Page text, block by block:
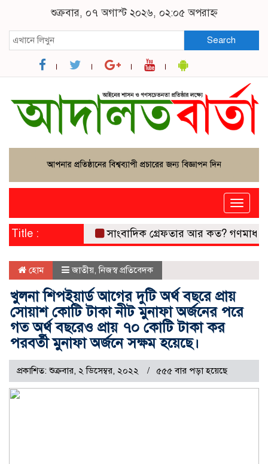
শুক্রবার, ০৭ অগাস্ট ২০২৬, ০২:০৫ অপরাহ্ন
Search
Toggle
Title : সাংবাদিক গ্রেফতার আর কত?
হোম জাতীয়,নিজস্ব প্রতিবেদক
খুলনা শিপইয়ার্ড আগের দুটি অর্থ বছরে প্রায়
সোয়াশ কোটি টাকা নীট মুনাফা অর্জনের পরে
গত অর্থ বছরেও প্রায় ৭০ কোটি টাকা কর
পরবর্তী মুনাফা অর্জনে সক্ষম হয়েছে।
প্রকাশিত: শুক্রবার, ২ ডিসেম্বর, ২০২২ ৫৫৫ বার পড়া হয়েছে